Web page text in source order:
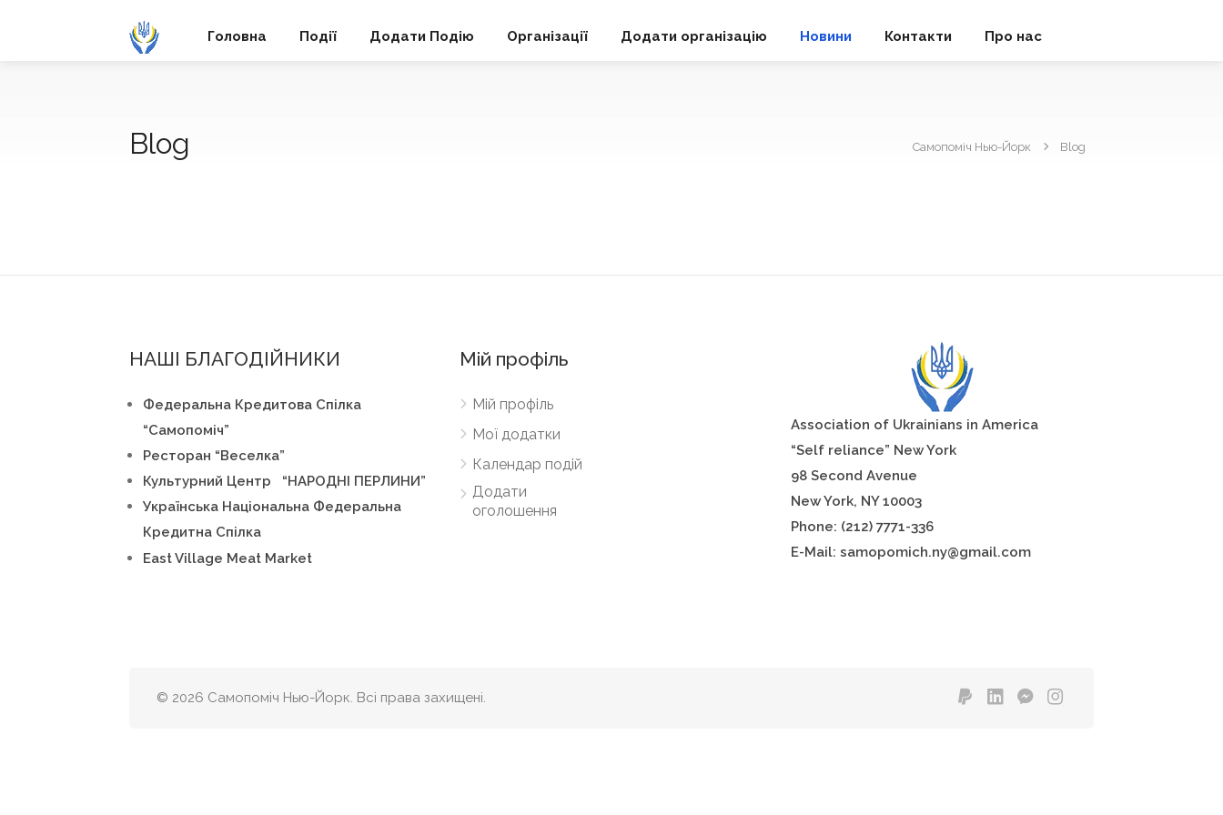
Головна Події Додати Подію Організації Додати організацію Новини Контакти Про нас
Blog Самопоміч Нью-Йорк Blog
НАШІ БЛАГОДІЙНИКИ
Федеральна Кредитова Спілка
“Самопоміч”
Ресторан “Веселка”
Культурний Центр “НАРОДНІ ПЕРЛИНИ”
Українська Національна Федеральна
Кредитна Спілка
East Village Meat Market
Мій профіль
Мій профіль
Мої додатки
Календар подій
Додати
оголошення
Association of Ukrainians in America
“Self reliance” New York
98 Second Avenue
New York, NY 10003
Phone: (212) 7771-336
E-Mail: samopomich.ny@gmail.com
© 2026 Самопоміч Нью-Йорк. Всі права захищені.